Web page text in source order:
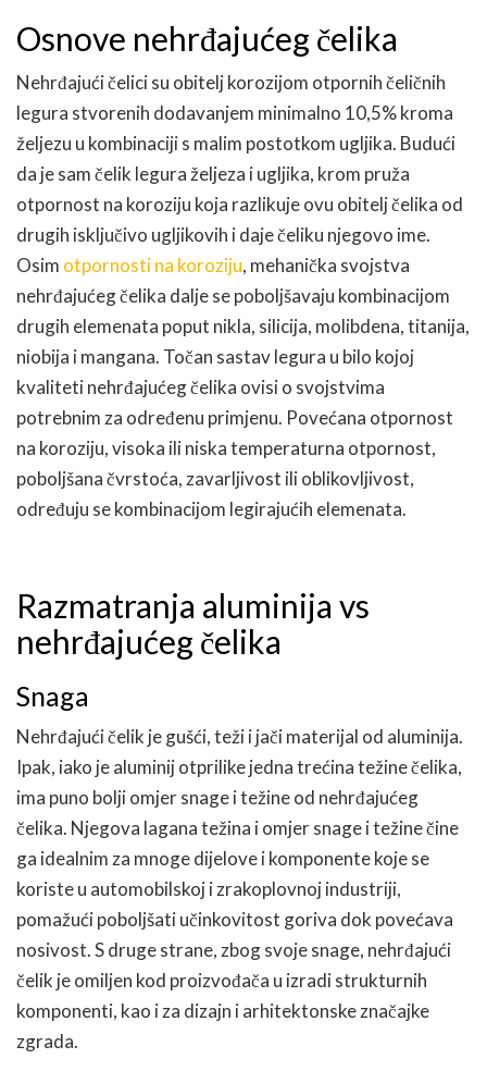
Osnove nehrđajućeg čelika
Nehrđajući čelici su obitelj korozijom otpornih čeličnih
legura stvorenih dodavanjem minimalno 10,5% kroma
željezu u kombinaciji s malim postotkom ugljika. Budući
da je sam čelik legura željeza i ugljika, krom pruža
otpornost na koroziju koja razlikuje ovu obitelj čelika od
drugih isključivo ugljikovih i daje čeliku njegovo ime.
Osim otpornosti na koroziju, mehanička svojstva
nehrđajućeg čelika dalje se poboljšavaju kombinacijom
drugih elemenata poput nikla, silicija, molibdena, titanija,
niobija i mangana. Točan sastav legura u bilo kojoj
kvaliteti nehrđajućeg čelika ovisi o svojstvima
potrebnim za određenu primjenu. Povećana otpornost
na koroziju, visoka ili niska temperaturna otpornost,
poboljšana čvrstoća, zavarljivost ili oblikovljivost,
određuju se kombinacijom legirajućih elemenata.
Razmatranja aluminija vs
nehrđajućeg čelika
Snaga
Nehrđajući čelik je gušći, teži i jači materijal od aluminija.
Ipak, iako je aluminij otprilike jedna trećina težine čelika,
ima puno bolji omjer snage i težine od nehrđajućeg
čelika. Njegova lagana težina i omjer snage i težine čine
ga idealnim za mnoge dijelove i komponente koje se
koriste u automobilskoj i zrakoplovnoj industriji,
pomažući poboljšati učinkovitost goriva dok povećava
nosivost. S druge strane, zbog svoje snage, nehrđajući
čelik je omiljen kod proizvođača u izradi strukturnih
komponenti, kao i za dizajn i arhitektonske značajke
zgrada.